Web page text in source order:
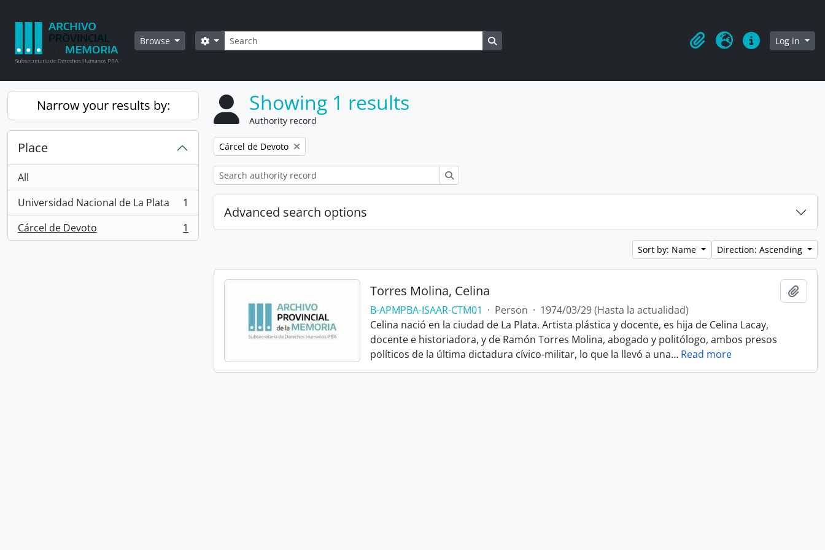
Browse Search
Search options
ClipboardLanguageQuick linksLog in
Narrow your results by:
Place
All
Universidad Nacional de La Plata
, 1 results
1
Cárcel de Devoto
, 1 results 1
Showing 1 results
Authority record
Remove filter:
Cárcel de Devoto
Advanced search options
Sort by: Name Direction: Ascending
Torres Molina, Celina
B-APMPBA-ISAAR-CTM01 · Person · 1974/03/29 (Hasta la actualidad)
Celina nació en la ciudad de La Plata. Artista plástica y docente, es hija de Celina Lacay,
docente e historiadora, y de Ramón Torres Molina, abogado y politólogo, ambos presos
políticos de la última dictadura cívico-militar, lo que la llevó a una… Read more